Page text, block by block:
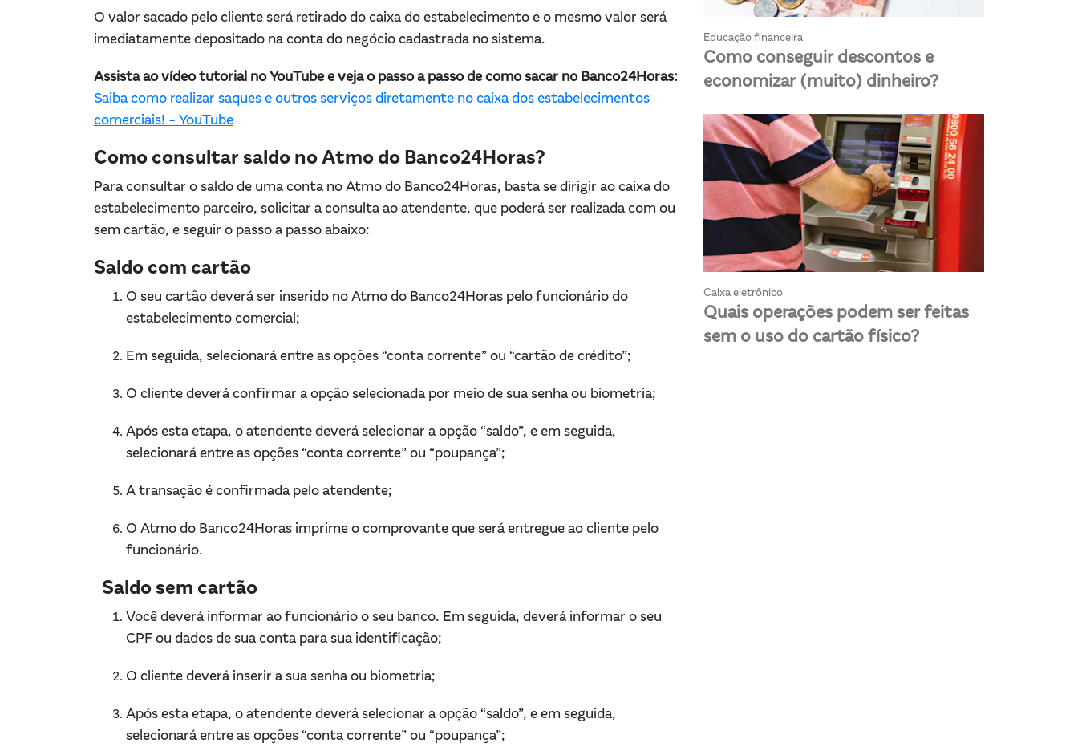
O valor sacado pelo cliente será retirado do caixa do estabelecimento e o mesmo valor será
imediatamente depositado na conta do negócio cadastrada no sistema.
Assista ao vídeo tutorial no YouTube e veja o passo a passo de como sacar no Banco24Horas:
Saiba como realizar saques e outros serviços diretamente no caixa dos estabelecimentos
comerciais! - YouTube
Como consultar saldo no Atmo do Banco24Horas?
Para consultar o saldo de uma conta no Atmo do Banco24Horas, basta se dirigir ao caixa do
estabelecimento parceiro, solicitar a consulta ao atendente, que poderá ser realizada com ou
sem cartão, e seguir o passo a passo abaixo:
Saldo com cartão
O seu cartão deverá ser inserido no Atmo do Banco24Horas pelo funcionário do
estabelecimento comercial;
Em seguida, selecionará entre as opções “conta corrente” ou “cartão de crédito”;
O cliente deverá confirmar a opção selecionada por meio de sua senha ou biometria;
Após esta etapa, o atendente deverá selecionar a opção “saldo”, e em seguida,
selecionará entre as opções “conta corrente” ou “poupança”;
A transação é confirmada pelo atendente;
O Atmo do Banco24Horas imprime o comprovante que será entregue ao cliente pelo
funcionário.
Saldo sem cartão
Você deverá informar ao funcionário o seu banco. Em seguida, deverá informar o seu
CPF ou dados de sua conta para sua identificação;
O cliente deverá inserir a sua senha ou biometria;
Após esta etapa, o atendente deverá selecionar a opção “saldo”, e em seguida,
selecionará entre as opções “conta corrente” ou “poupança”;
Educação financeira
Como conseguir descontos e
economizar (muito) dinheiro?
Caixa eletrônico
Quais operações podem ser feitas
sem o uso do cartão físico?